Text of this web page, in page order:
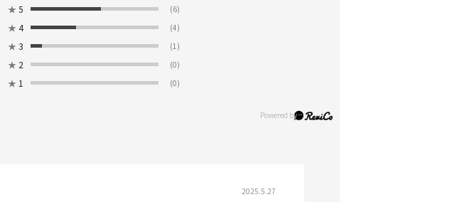
★ 5 (6)
★ 4 (4)
★ 3 (1)
★ 2 (0)
★ 1 (0)
2025.5.27